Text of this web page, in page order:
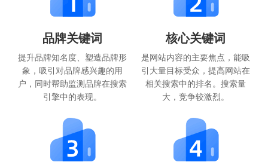
品牌关键词
提升品牌知名度、塑造品牌形
象，吸引对品牌感兴趣的用
户，同时帮助监测品牌在搜索
引擎中的表现。
核心关键词
是网站内容的主要焦点，能吸
引大量目标受众，提高网站在
相关搜索中的排名。搜索量
大，竞争较激烈。